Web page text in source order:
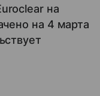
на
на 4 марта